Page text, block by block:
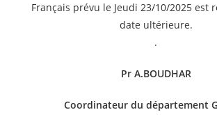
Français prévu le Jeudi 23/10/2025 est
date ultérieure.
.
Pr A.BOUDHAR
Coordinateur du département